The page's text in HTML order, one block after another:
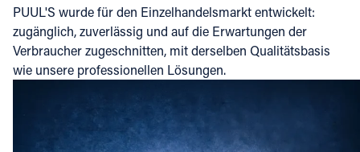
PUUL'S wurde für den Einzelhandelsmarkt entwickelt:
zugänglich, zuverlässig und auf die Erwartungen der
Verbraucher zugeschnitten, mit derselben Qualitätsbasis
wie unsere professionellen Lösungen.